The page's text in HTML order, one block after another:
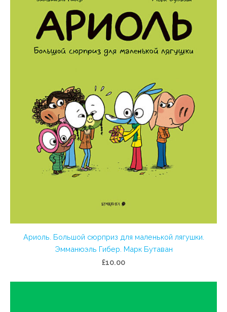
Ариоль. Большой сюрприз для маленькой лягушки.
Эмманюэль Гибер. Марк Бутаван
£10.00